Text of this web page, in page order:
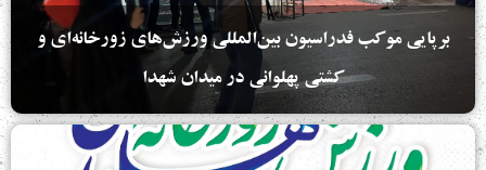
برپایی موکب فدراسیون بین‌المللی ورزش‌های زورخانه‌ای و
کشتی پهلوانی در میدان شهدا